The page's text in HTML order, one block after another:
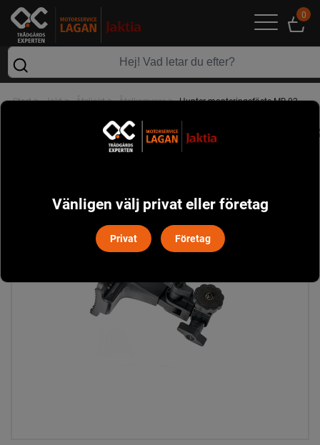
0
Start> Jakt> Åteljakt> Åtelkameror> Hunter monteringsfäste MB-02
Vänligen välj privat eller företag
Privat Företag